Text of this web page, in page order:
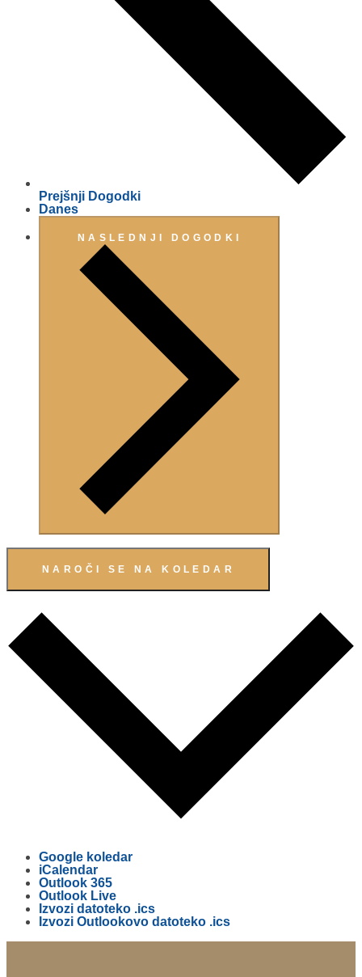
Prejšnji Dogodki
Danes
NASLEDNJI DOGODKI
NAROČI SE NA KOLEDAR
Google koledar
iCalendar
Outlook 365
Outlook Live
Izvozi datoteko .ics
Izvozi Outlookovo datoteko .ics